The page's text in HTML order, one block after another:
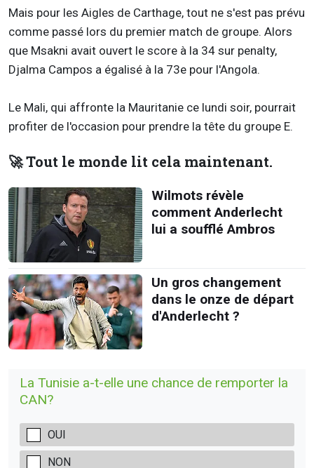
Mais pour les Aigles de Carthage, tout ne s'est pas prévu
comme passé lors du premier match de groupe. Alors
que Msakni avait ouvert le score à la 34 sur penalty,
Djalma Campos a égalisé à la 73e pour l'Angola.
Le Mali, qui affronte la Mauritanie ce lundi soir, pourrait
profiter de l'occasion pour prendre la tête du groupe E.
🚀 Tout le monde lit cela maintenant.
Wilmots révèle
comment Anderlecht
lui a soufflé Ambros
Un gros changement
dans le onze de départ
d'Anderlecht ?
La Tunisie a-t-elle une chance de remporter la
CAN?
OUI
NON